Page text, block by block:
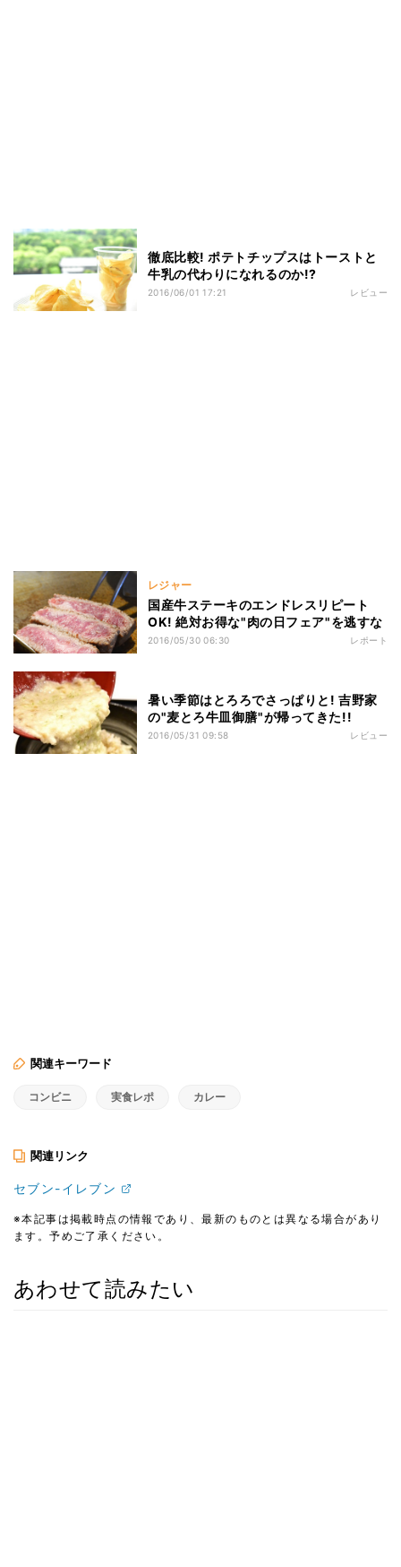
徹底比較! ポテトチップスはトーストと
牛乳の代わりになれるのか!?
2016/06/01 17:21 レビュー
レジャー
国産牛ステーキのエンドレスリピート
OK! 絶対お得な"肉の日フェア"を逃すな
2016/05/30 06:30 レポート
暑い季節はとろろでさっぱりと! 吉野家
の"麦とろ牛皿御膳"が帰ってきた!!
2016/05/31 09:58 レビュー
関連キーワード
コンビニ 実食レポ カレー
関連リンク
セブン-イレブン
※本記事は掲載時点の情報であり、最新のものとは異なる場合があり
ます。予めご了承ください。
あわせて読みたい